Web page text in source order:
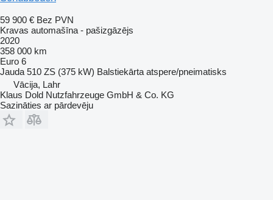
59 900 € Bez PVN
Kravas automašīna - pašizgāzējs
2020
358 000 km
Euro 6
Jauda 510 ZS (375 kW) Balstiekārta atspere/pneimatisks
Vācija, Lahr
Klaus Dold Nutzfahrzeuge GmbH & Co. KG
Sazināties ar pārdevēju